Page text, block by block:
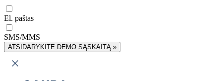
El. paštas
SMS/MMS
ATSIDARYKITE DEMO SĄSKAITĄ »